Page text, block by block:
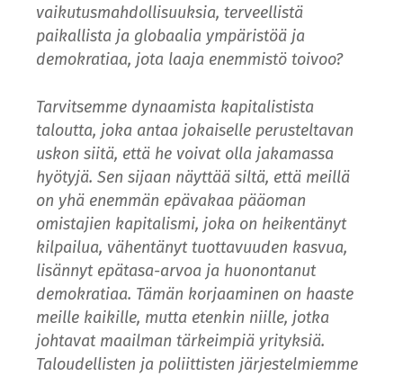
vaikutusmahdollisuuksia, terveellistä
paikallista ja globaalia ympäristöä ja
demokratiaa, jota laaja enemmistö toivoo?
Tarvitsemme dynaamista kapitalistista
taloutta, joka antaa jokaiselle perusteltavan
uskon siitä, että he voivat olla jakamassa
hyötyjä. Sen sijaan näyttää siltä, että meillä
on yhä enemmän epävakaa pääoman
omistajien kapitalismi, joka on heikentänyt
kilpailua, vähentänyt tuottavuuden kasvua,
lisännyt epätasa-arvoa ja huonontanut
demokratiaa. Tämän korjaaminen on haaste
meille kaikille, mutta etenkin niille, jotka
johtavat maailman tärkeimpiä yrityksiä.
Taloudellisten ja poliittisten järjestelmiemme